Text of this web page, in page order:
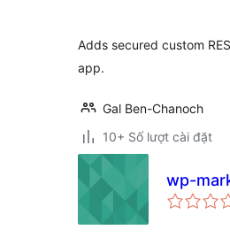
Adds secured custom
app.
Gal Ben-Chanoch
10+ Số lượt cài đặt
wp-